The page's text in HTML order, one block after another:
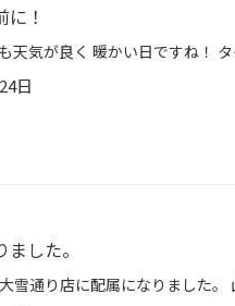
！
日
した。